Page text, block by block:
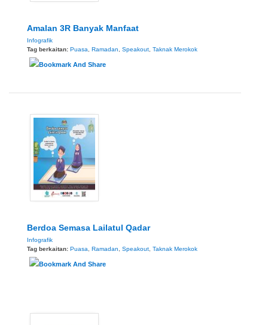
Amalan 3R Banyak Manfaat
Infografik
Tag berkaitan: Puasa Ramadan Speakout Taknak Merokok
Berdoa Semasa Lailatul Qadar
Infografik
Tag berkaitan: Puasa, Ramadan, Speakout, Taknak Merokok